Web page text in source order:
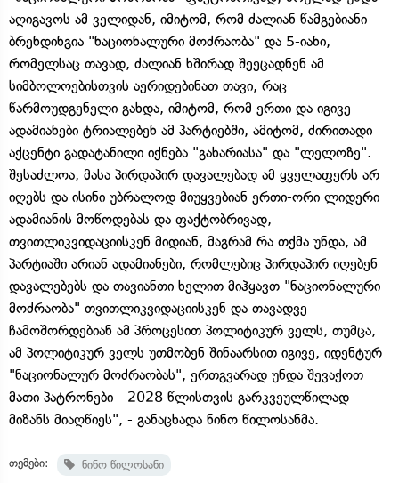
აღიგავოს ამ ველიდან, იმიტომ, რომ ძალიან წამგებიანი
ბრენდინგია "ნაციონალური მოძრაობა" და 5-იანი,
რომელსაც თავად, ძალიან ხშირად შეეცადნენ ამ
სიმბოლოებისთვის აერიდებინათ თავი, რაც
წარმოუდგენელი გახდა, იმიტომ, რომ ერთი და იგივე
ადამიანები ტრიალებენ ამ პარტიებში, ამიტომ, ძირითადი
აქცენტი გადატანილი იქნება "გახარიასა" და "ლელოზე".
შესაძლოა, მასა პირდაპირ დავალებად ამ ყველაფერს არ
იღებს და ისინი უბრალოდ მიუყვებიან ერთი-ორი ლიდერი
ადამიანის მოწოდებას და ფაქტობრივად,
თვითლიკვიდაციისკენ მიდიან, მაგრამ რა თქმა უნდა, ამ
პარტიაში არიან ადამიანები, რომლებიც პირდაპირ იღებენ
დავალებებს და თავიანთი ხელით მიჰყავთ "ნაციონალური
მოძრაობა" თვითლიკვიდაციისკენ და თავადვე
ჩამოშორდებიან ამ პროცესით პოლიტიკურ ველს, თუმცა,
ამ პოლიტიკურ ველს უთმობენ შინაარსით იგივე, იდენტურ
"ნაციონალურ მოძრაობას", ერთგვარად უნდა შევაქოთ
მათი პატრონები - 2028 წლისთვის გარკვეულწილად
მიზანს მიაღწიეს", - განაცხადა ნინო წილოსანმა.
თემები: ნინო წილოსანი